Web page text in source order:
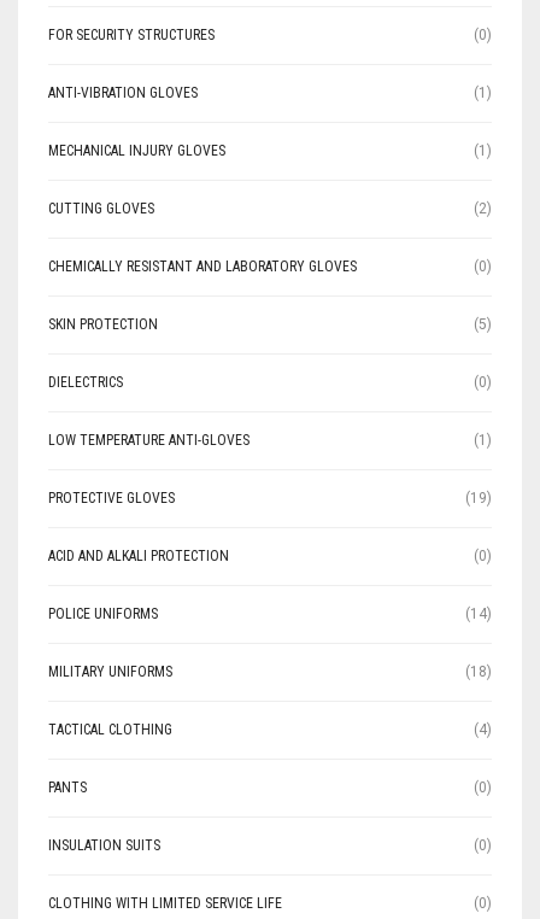
FOR SECURITY STRUCTURES (0)
ANTI-VIBRATION GLOVES (1)
MECHANICAL INJURY GLOVES (1)
CUTTING GLOVES (2)
CHEMICALLY RESISTANT AND LABORATORY GLOVES (0)
SKIN PROTECTION (5)
DIELECTRICS (0)
LOW TEMPERATURE ANTI-GLOVES (1)
PROTECTIVE GLOVES (19)
ACID AND ALKALI PROTECTION (0)
POLICE UNIFORMS (14)
MILITARY UNIFORMS (18)
TACTICAL CLOTHING (4)
PANTS (0)
INSULATION SUITS (0)
CLOTHING WITH LIMITED SERVICE LIFE (0)